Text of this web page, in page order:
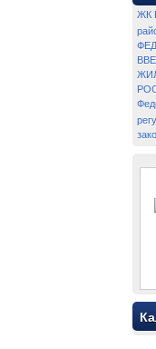
ЖК